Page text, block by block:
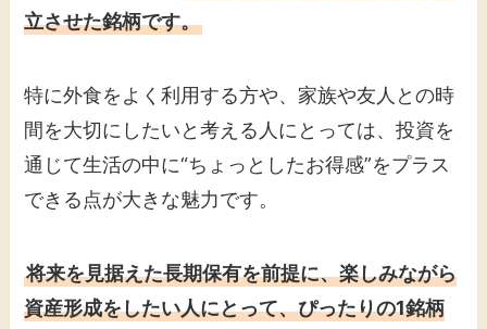
立させた銘柄です。
特に外食をよく利用する方や、家族や友人との時
間を大切にしたいと考える人にとっては、投資を
通じて生活の中に“ちょっとしたお得感”をプラス
できる点が大きな魅力です。
将来を見据えた長期保有を前提に、楽しみながら
資産形成をしたい人にとって、ぴったりの1銘柄